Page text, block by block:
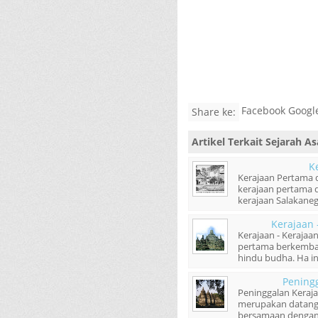
Share ke: Facebook
Artikel Terkait Sejarah
Kerajaan Pertama
kerajaan pertama
kerajaan
Kerajaan
Kerajaan -
pertama
hindu budha. Ha
Peninggalan
merupakan